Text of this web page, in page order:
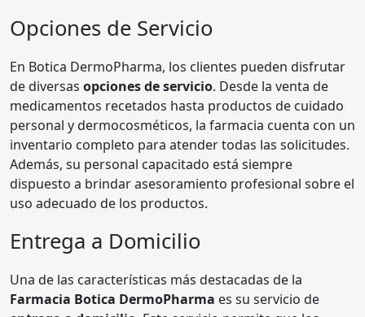
Opciones de Servicio
En Botica DermoPharma, los clientes pueden disfrutar
de diversas opciones de servicio. Desde la venta de
medicamentos recetados hasta productos de cuidado
personal y dermocosméticos, la farmacia cuenta con un
inventario completo para atender todas las solicitudes.
Además, su personal capacitado está siempre
dispuesto a brindar asesoramiento profesional sobre el
uso adecuado de los productos.
Entrega a Domicilio
Una de las características más destacadas de la
Farmacia Botica DermoPharma es su servicio de